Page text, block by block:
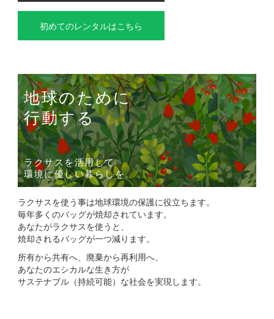
初めてのレンタルはこちら
地球のために
行動する
ラクサスを活用して
環境に優しい暮らしを。
ラクサスを使う事は地球環境の保護に役立ちます。
毎年多くのバッグが焼却されています。
あなたがラクサスを使うと、
焼却されるバッグが一つ減ります。
所有から共有へ、廃棄から再利用へ、
あなたのエシカルな生き方が
サステナブル（持続可能）な社会を実現します。